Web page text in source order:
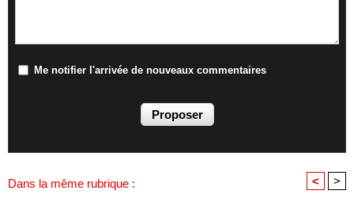
Me notifier l'arrivée de nouveaux commentaires
Dans la même rubrique : < >